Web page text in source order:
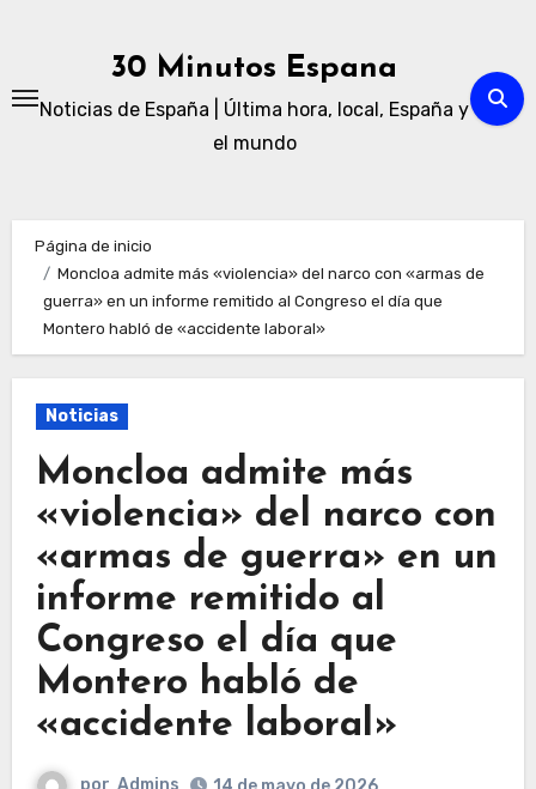
30 Minutos Espana
Noticias de España | Última hora, local, España y
el mundo
Página de inicio
Moncloa admite más «violencia» del narco con «armas de
guerra» en un informe remitido al Congreso el día que
Montero habló de «accidente laboral»
Noticias
Moncloa admite más
«violencia» del narco con
«armas de guerra» en un
informe remitido al
Congreso el día que
Montero habló de
«accidente laboral»
por Admins